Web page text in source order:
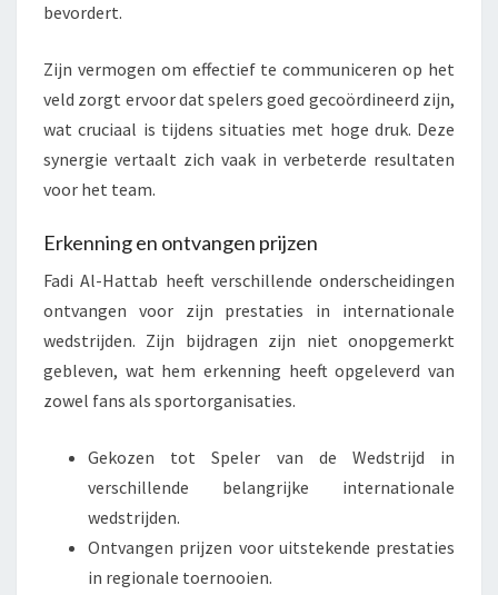
bevordert.
Zijn vermogen om effectief te communiceren op het
veld zorgt ervoor dat spelers goed gecoördineerd zijn,
wat cruciaal is tijdens situaties met hoge druk. Deze
synergie vertaalt zich vaak in verbeterde resultaten
voor het team.
Erkenning en ontvangen prijzen
Fadi Al-Hattab heeft verschillende onderscheidingen
ontvangen voor zijn prestaties in internationale
wedstrijden. Zijn bijdragen zijn niet onopgemerkt
gebleven, wat hem erkenning heeft opgeleverd van
zowel fans als sportorganisaties.
Gekozen tot Speler van de Wedstrijd in
verschillende belangrijke internationale
wedstrijden.
Ontvangen prijzen voor uitstekende prestaties
in regionale toernooien.